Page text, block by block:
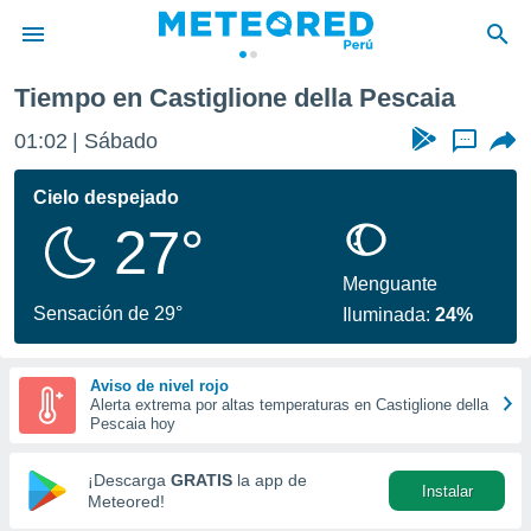
de
ha sido
calidad.
a este
las
y
forma
digital
basada
Tiempo en Castiglione della Pescaia
01:02 Sábado ...
Cielo despejado
27°
Sensación de 29°
Menguante
Iluminada:24%
Aviso de nivel rojo
Alerta extrema por altas temperaturas en Castiglione della
Pescaia hoy
¡Descarga GRATIS la app de
Meteored!
Instalar